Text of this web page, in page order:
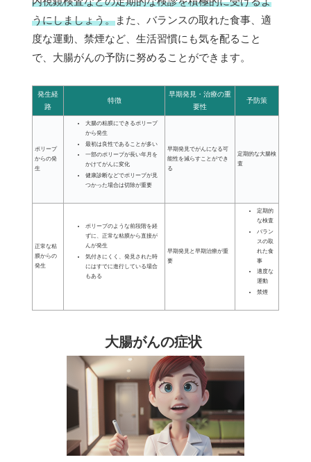
うにしましょう。また、バランスの取れた食事、適
度な運動、禁煙など、生活習慣にも気を配ること
で、大腸がんの予防に努めることができます。
発生経
路
特徴
早期発見・治療の重
要性
予防策
ポリープ
からの発
生
大腸の粘膜にできるポリープ
から発生
最初は良性であることが多い
一部のポリープが長い年月を
かけてがんに変化
健康診断などでポリープが見
つかった場合は切除が重要
早期発見でがんになる可
能性を減らすことができ
る
定期的な大腸検
査
正常な粘
膜からの
発生
ポリープのような前段階を経
ずに、正常な粘膜から直接が
んが発生
気付きにくく、発見された時
にはすでに進行している場合
もある
早期発見と早期治療が重
要
定期的
な検査
バラン
スの取
れた食
事
適度な
運動
禁煙
大腸がんの症状